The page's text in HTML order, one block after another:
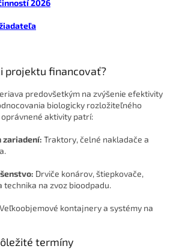
2026
projektu financovať?
predovšetkým na zvýšenie efektivity
biologicky rozložiteľného
aktivity patrí:
zariadení: Traktory, čelné nakladače a
Drviče konárov, štiepkovače,
technika na zvoz bioodpadu.
Veľkoobjemové kontajnery a systémy na
termíny